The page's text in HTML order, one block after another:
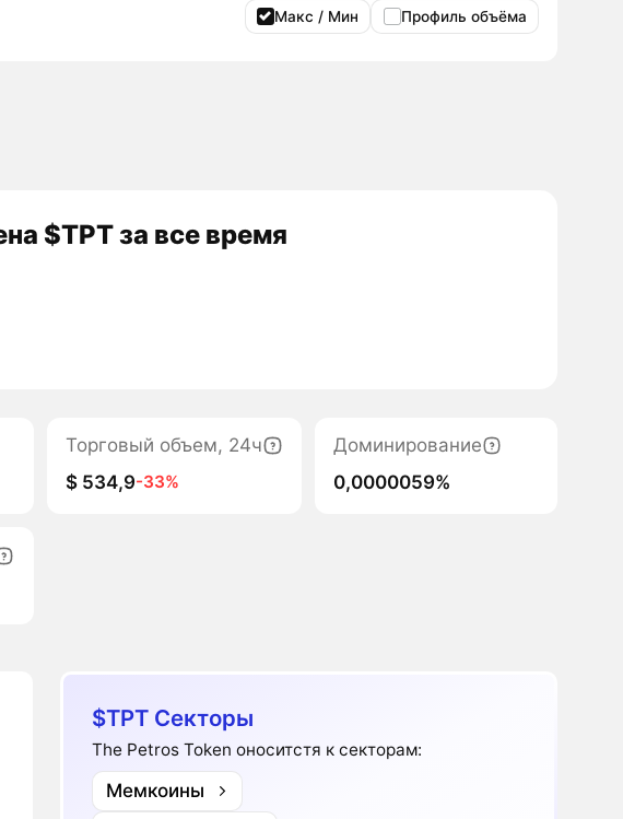
Макс / Мин Профиль объёма
$TPT за все время
Торговый объем, 24ч
$ 534,9-33%
Доминирование
0,0000059%
$TPT Секторы
The Petros Token оноситстя к секторам:
Мемкоины